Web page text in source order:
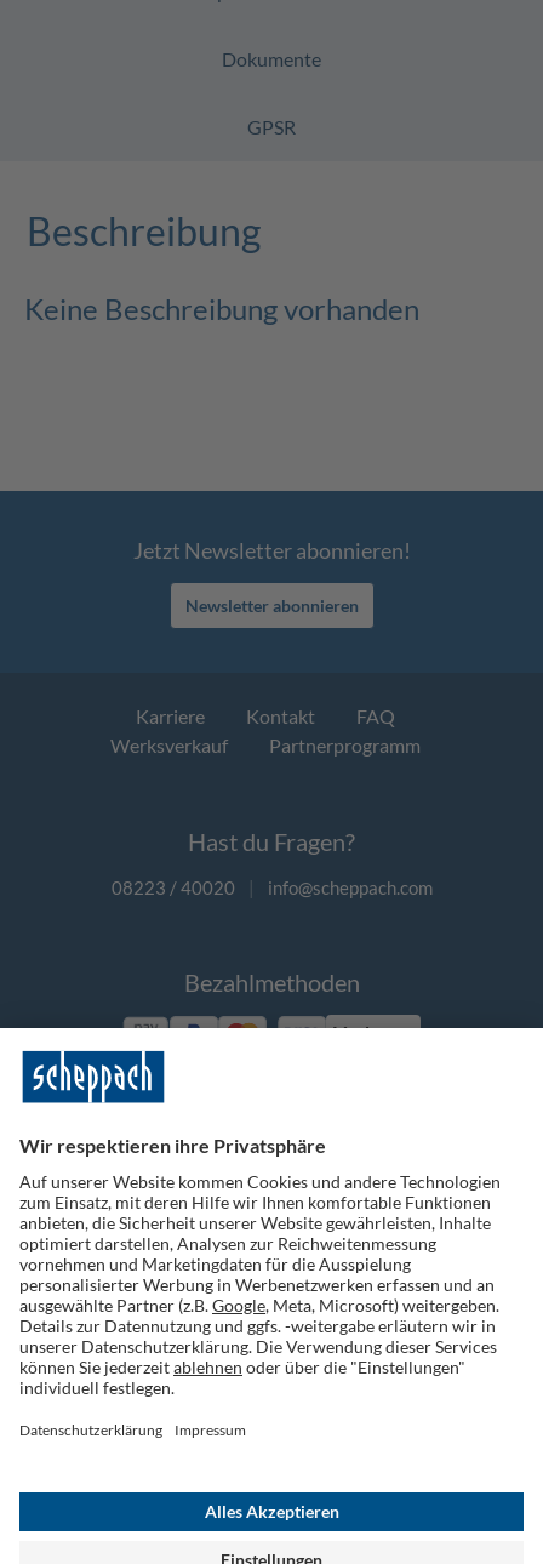
Dokumente
GPSR
Beschreibung
Keine Beschreibung vorhanden
Jetzt Newsletter abonnieren!
Newsletter abonnieren
Karriere Kontakt
FAQ
Werksverkauf
Partnerprogramm
Hast du Fragen?
08223 / 40020 | info@scheppach.com
Bezahlmethoden
Vorkasse
Folge uns auf Social Media
Widerruf einreichen